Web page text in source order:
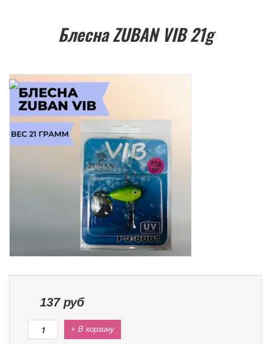
Блесна ZUBAN VIB 21g
137руб
+ В корзину